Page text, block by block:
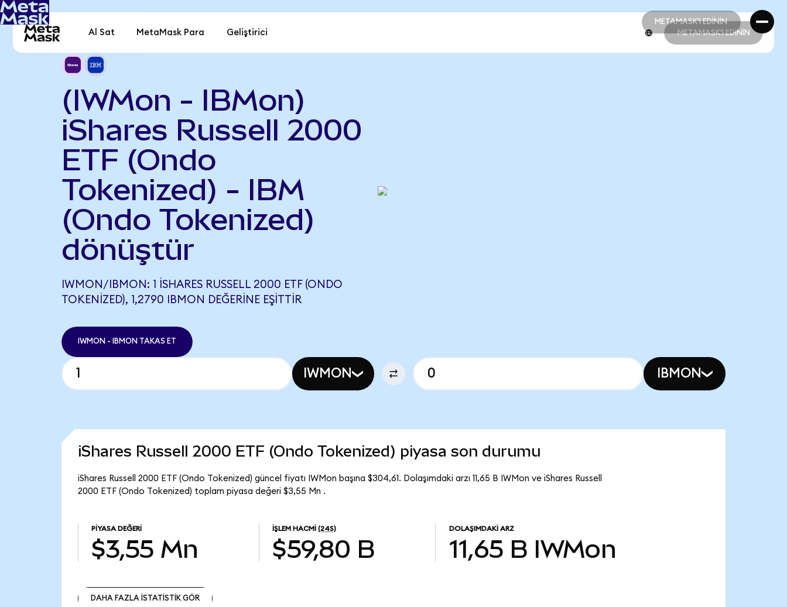
METAMASK'I EDİNİN
METAMASK'I EDİNİN
Al Sat MetaMask Para Geliştirici METAMASK'I EDİNİN
(IWMon - IBMon)
iShares Russell 2000
ETF (Ondo
Tokenized) - IBM
(Ondo Tokenized)
dönüştür
IWMON/IBMON: 1 ISHARES RUSSELL 2000 ETF (ONDO
TOKENIZED), 1,2790 IBMON DEĞERINE EŞITTIR
IWMON - IBMON TAKAS ET
IWMON IBMON
iShares Russell 2000 ETF (Ondo Tokenized) piyasa son durumu
iShares Russell 2000 ETF (Ondo Tokenized) güncel fiyatı IWMon başına $304,61. Dolaşımdaki arzı 11,65 B IWMon ve iShares Russell
2000 ETF (Ondo Tokenized) toplam piyasa değeri $3,55 Mn .
PIYASA DEĞERI
$3,55 Mn
İŞLEM HACMI (24S)
$59,80 B
DOLAŞIMDAKI ARZ
11,65 B IWMon
DAHA FAZLA İSTATİSTİK GÖR